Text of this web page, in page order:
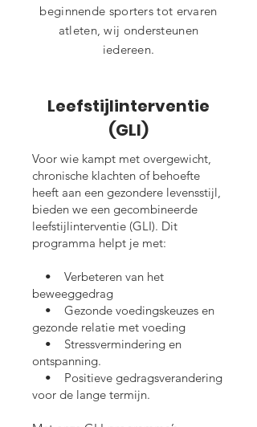
beginnende sporters tot ervaren
atleten, wij ondersteunen
iedereen.
Leefstijlinterventie
(GLI)
Voor wie kampt met overgewicht,
chronische klachten of behoefte
heeft aan een gezondere levensstijl,
bieden we een gecombineerde
leefstijlinterventie (GLI). Dit
programma helpt je met:
• Verbeteren van het
beweeggedrag
• Gezonde voedingskeuzes en
gezonde relatie met voeding
• Stressvermindering en
ontspanning.
• Positieve gedragsverandering
voor de lange termijn.